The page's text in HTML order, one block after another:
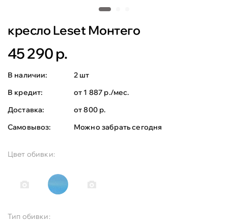
кресло Leset Монтего
45 290 р.
В наличии:
2 шт
В кредит:
от 1 887 р./мес.
Доставка:
от 800 р.
Самовывоз:
Можно забрать сегодня
Цвет обивки:
Тип обивки: